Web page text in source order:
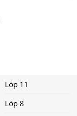
Lớp 11
Lớp 8